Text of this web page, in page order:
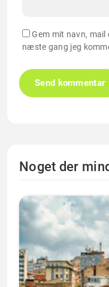
Gem mit navn, mail
næste gang jeg
Noget der